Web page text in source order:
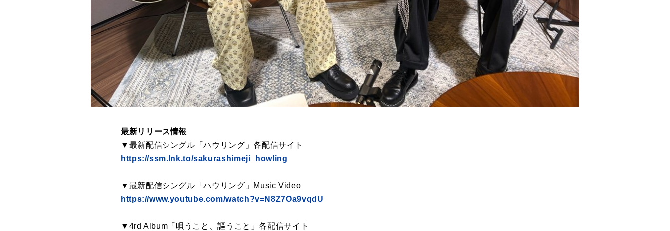
最新リリース情報
▼最新配信シングル「ハウリング」各配信サイト
https://ssm.lnk.to/sakurashimeji_howling
▼最新配信シングル「ハウリング」Music Video
https://www.youtube.com/watch?v=N8Z7Oa9vqdU
▼4rd Album「唄うこと、謳うこと」各配信サイト